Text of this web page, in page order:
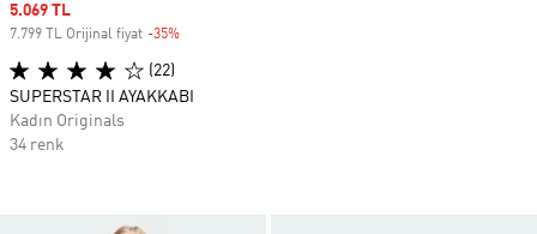
Sale price
5.069 TL
7.799 TL Orijinal fiyat -35%
(22)
SUPERSTAR II AYAKKABI
Kadın Originals
34 renk